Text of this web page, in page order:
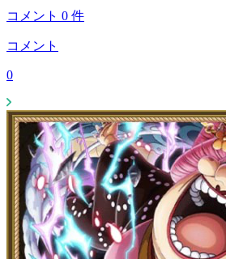
コメント 0 件
コメント
0